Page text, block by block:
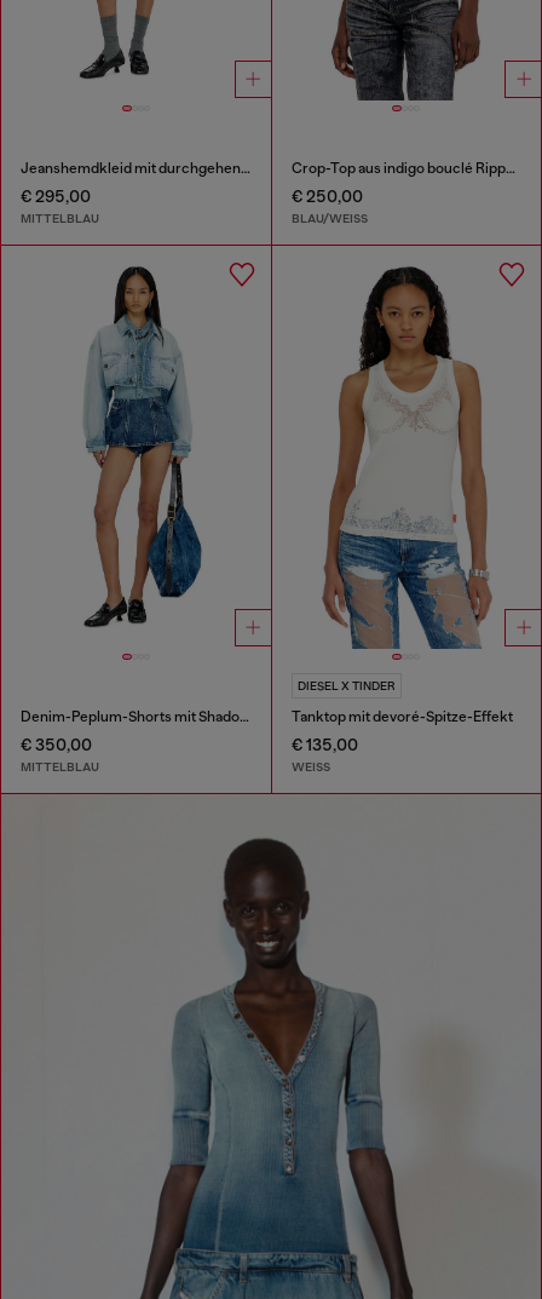
Jeanshemdkleid mit durchgehendem zip
€ 295,00
MITTELBLAU
Crop-Top aus indigo bouclé Rippstrick
€ 250,00
BLAU/WEISS
Denim-Peplum-Shorts mit Shadow-Patches
€ 350,00
MITTELBLAU
DIESEL X TINDER
Tanktop mit devoré-Spitze-Effekt
€ 135,00
WEISS